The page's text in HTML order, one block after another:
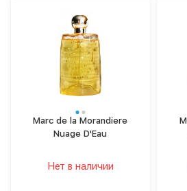
Marc de la Morandiere
Nuage D'Eau
Нет в наличии